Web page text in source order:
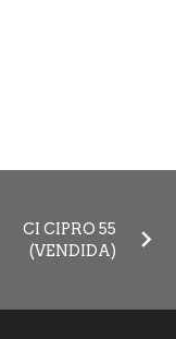
CI CIPRO 55
(VENDIDA)